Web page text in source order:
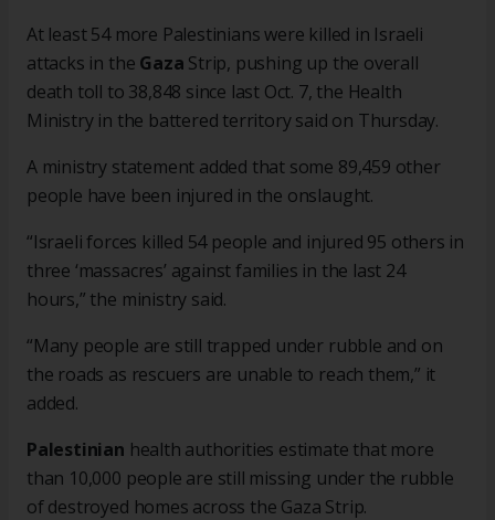
At least 54 more Palestinians were killed in Israeli
attacks in the Gaza Strip, pushing up the overall
death toll to 38,848 since last Oct. 7, the Health
Ministry in the battered territory said on Thursday.
A ministry statement added that some 89,459 other
people have been injured in the onslaught.
“Israeli forces killed 54 people and injured 95 others in
three ‘massacres’ against families in the last 24
hours,” the ministry said.
“Many people are still trapped under rubble and on
the roads as rescuers are unable to reach them,” it
added.
Palestinian health authorities estimate that more
than 10,000 people are still missing under the rubble
of destroyed homes across the Gaza Strip.